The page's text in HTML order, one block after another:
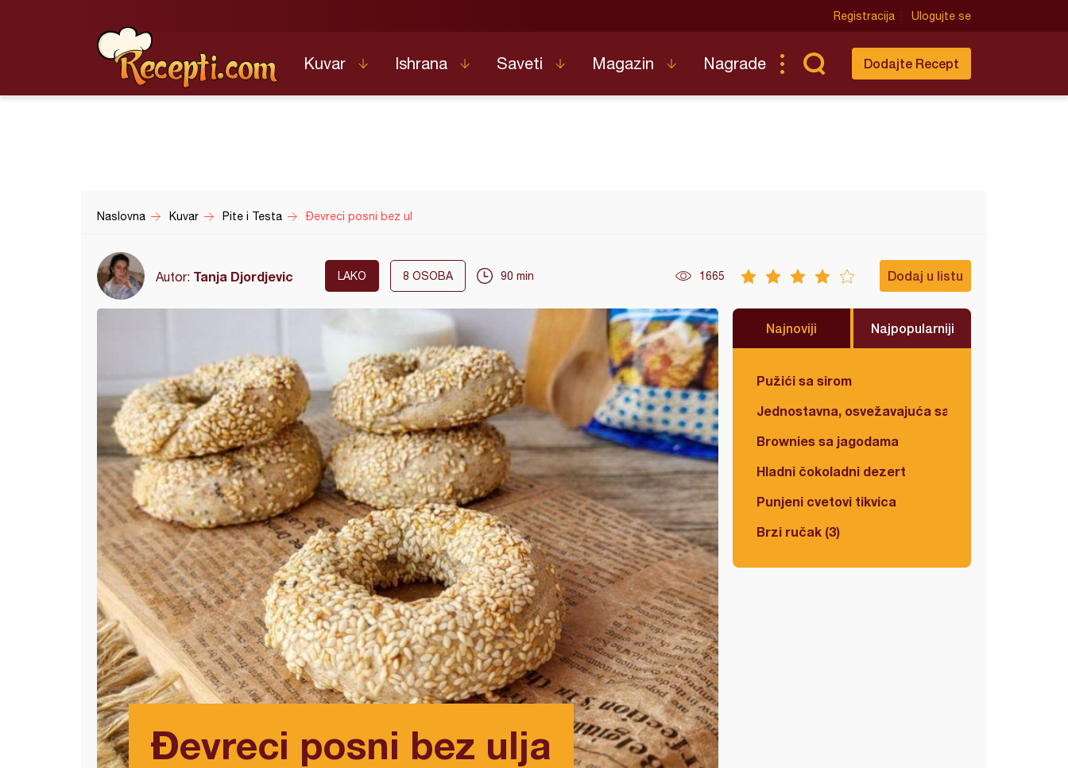
Registracija Ulogujte se
Kuvar Ishrana Saveti Magazin Nagrade Dodajte Recept
Naslovna Kuvar Pite i Testa Đevreci posni bez ul
Autor: Tanja Djordjevic LAKO 8 OSOBA 90 min 1665 Dodaj u listu
Đevreci posni bez ulja
Najnoviji Najpopularniji
Pužići sa sirom
Jednostavna, osvežavajuća salata
Brownies sa jagodama
Hladni čokoladni dezert
Punjeni cvetovi tikvica
Brzi ručak (3)